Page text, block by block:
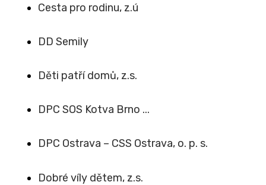
Cesta pro rodinu, z.ú
DD Semily
Děti patří domů, z.s.
DPC SOS Kotva Brno ...
DPC Ostrava – CSS Ostrava, o. p. s.
Dobré víly dětem, z.s.